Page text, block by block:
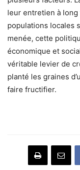
leur entretien à
populations locales
menée, cette
économique et
véritable levier de
planté les graines
faire